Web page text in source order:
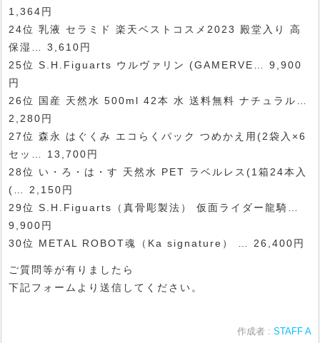
1,364円
24位 乳液 セラミド 楽天ベストコスメ2023 殿堂入り 高
保湿… 3,610円
25位 S.H.Figuarts ウルヴァリン (GAMERVE… 9,900
円
26位 国産 天然水 500ml 42本 水 送料無料 ナチュラル…
2,280円
27位 森永 はぐくみ エコらくパック つめかえ用(2袋入×6
セッ… 13,700円
28位 い・ろ・は・す 天然水 PET ラベルレス(1箱24本入
(… 2,150円
29位 S.H.Figuarts（真骨彫製法） 仮面ライダー龍騎…
9,900円
30位 METAL ROBOT魂（Ka signature） … 26,400円
ご質問等が有りましたら
下記フォームより送信してください。
作成者 : STAFF A